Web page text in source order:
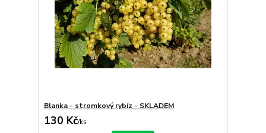
Blanka - stromkový rybíz - SKLADEM
130 Kč/ks